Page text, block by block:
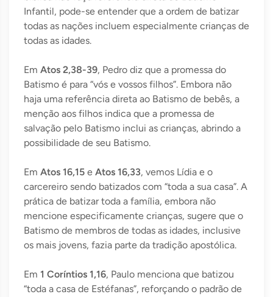
Infantil, pode-se entender que a ordem de batizar
todas as nações incluem especialmente crianças de
todas as idades.
Em Atos 2,38-39, Pedro diz que a promessa do
Batismo é para “vós e vossos filhos”. Embora não
haja uma referência direta ao Batismo de bebês, a
menção aos filhos indica que a promessa de
salvação pelo Batismo inclui as crianças, abrindo a
possibilidade de seu Batismo.
Em Atos 16,15 e Atos 16,33, vemos Lídia e o
carcereiro sendo batizados com “toda a sua casa”. A
prática de batizar toda a família, embora não
mencione especificamente crianças, sugere que o
Batismo de membros de todas as idades, inclusive
os mais jovens, fazia parte da tradição apostólica.
Em 1 Coríntios 1,16, Paulo menciona que batizou
“toda a casa de Estéfanas”, reforçando o padrão de